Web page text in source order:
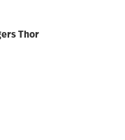
Thor